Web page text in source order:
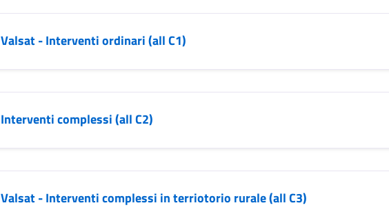
Valsat - Interventi ordinari (all C1)
Interventi complessi (all C2)
Valsat - Interventi complessi in terriotorio rurale (all C3)